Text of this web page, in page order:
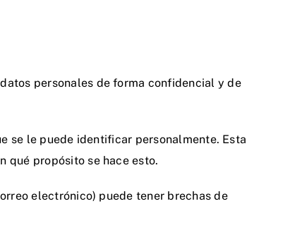
personales de forma confidencial y de
se le puede identificar personalmente. Esta
qué propósito se hace esto.
electrónico) puede tener brechas de